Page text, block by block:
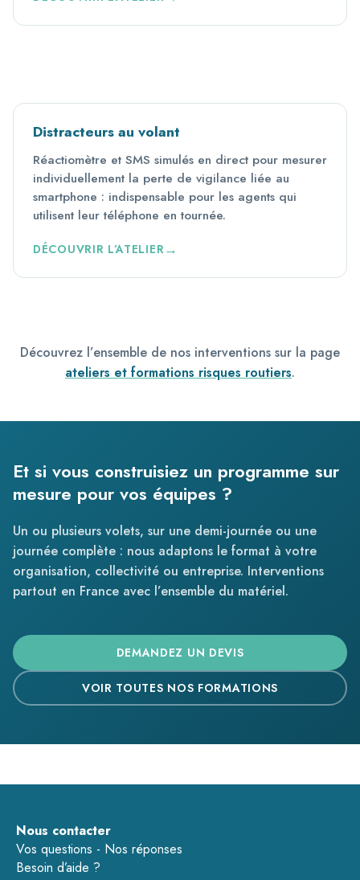
Distracteurs au volant
Réactiomètre et SMS simulés en direct pour mesurer
individuellement la perte de vigilance liée au
smartphone : indispensable pour les agents qui
utilisent leur téléphone en tournée.
DÉCOUVRIR L’ATELIER
Découvrez l’ensemble de nos interventions sur la page
ateliers et formations risques routiers.
Et si vous construisiez un programme sur
mesure pour vos équipes ?
Un ou plusieurs volets, sur une demi-journée ou une
journée complète : nous adaptons le format à votre
organisation, collectivité ou entreprise. Interventions
partout en France avec l’ensemble du matériel.
DEMANDEZ UN DEVIS
VOIR TOUTES NOS FORMATIONS
Nous contacter
Vos questions - Nos réponses
Besoin d’aide ?